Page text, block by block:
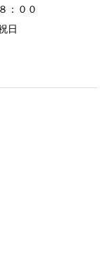
：００
日